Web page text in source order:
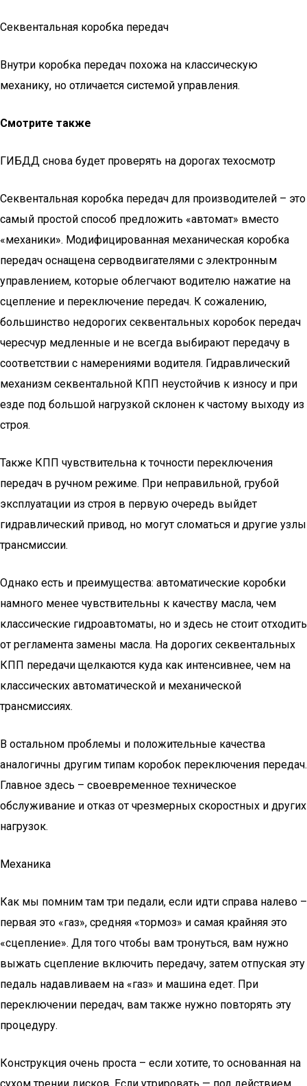
Секвентальная коробка передач
Внутри коробка передач похожа на классическую
механику, но отличается системой управления.
Смотрите также
ГИБДД снова будет проверять на дорогах техосмотр
Секвентальная коробка передач для производителей – это
самый простой способ предложить «автомат» вместо
«механики». Модифицированная механическая коробка
передач оснащена серводвигателями с электронным
управлением, которые облегчают водителю нажатие на
сцепление и переключение передач. К сожалению,
большинство недорогих секвентальных коробок передач
чересчур медленные и не всегда выбирают передачу в
соответствии с намерениями водителя. Гидравлический
механизм секвентальной КПП неустойчив к износу и при
езде под большой нагрузкой склонен к частому выходу из
строя.
Также КПП чувствительна к точности переключения
передач в ручном режиме. При неправильной, грубой
эксплуатации из строя в первую очередь выйдет
гидравлический привод, но могут сломаться и другие узлы
трансмиссии.
Однако есть и преимущества: автоматические коробки
намного менее чувствительны к качеству масла, чем
классические гидроавтоматы, но и здесь не стоит отходить
от регламента замены масла. На дорогих секвентальных
КПП передачи щелкаются куда как интенсивнее, чем на
классических автоматической и механической
трансмиссиях.
В остальном проблемы и положительные качества
аналогичны другим типам коробок переключения передач.
Главное здесь – своевременное техническое
обслуживание и отказ от чрезмерных скоростных и других
нагрузок.
Механика
Как мы помним там три педали, если идти справа налево –
первая это «газ», средняя «тормоз» и самая крайняя это
«сцепление». Для того чтобы вам тронуться, вам нужно
выжать сцепление включить передачу, затем отпуская эту
педаль надавливаем на «газ» и машина едет. При
переключении передач, вам также нужно повторять эту
процедуру.
Конструкция очень проста – если хотите, то основанная на